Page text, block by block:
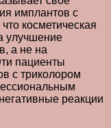
имплантов с
косметическая
улучшение
а не на
пациенты
с триколором
реакции